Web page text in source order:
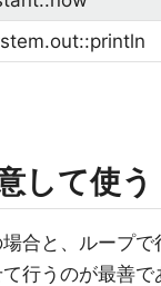
して使う
合と、ループで
行うのが最善で